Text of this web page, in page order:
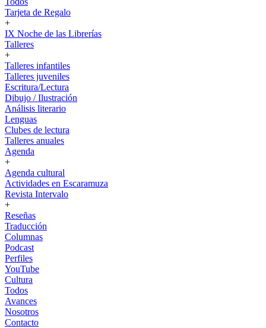
Tarjeta de Regalo
+
IX Noche de las Librerías
Talleres
+
Talleres infantiles
Talleres juveniles
Escritura/Lectura
Dibujo / Ilustración
Análisis literario
Lenguas
Clubes de lectura
Talleres anuales
Agenda
+
Agenda cultural
Actividades en Escaramuza
Revista Intervalo
+
Reseñas
Traducción
Columnas
Podcast
Perfiles
YouTube
Cultura
Todos
Avances
Nosotros
Contacto